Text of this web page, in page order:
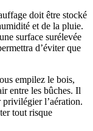
doit être stocké
et de la pluie.
surface surélevée
d’éviter que
empilez le bois,
entre les bûches. Il
l’aération.
tout risque